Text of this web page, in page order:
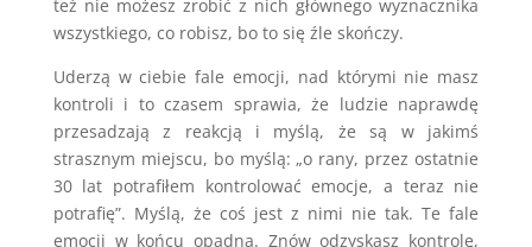
też nie możesz zrobić z nich głównego wyznacznika
wszystkiego, co robisz, bo to się źle skończy.
Uderzą w ciebie fale emocji, nad którymi nie masz
kontroli i to czasem sprawia, że ludzie naprawdę
przesadzają z reakcją i myślą, że są w jakimś
strasznym miejscu, bo myślą: „o rany, przez ostatnie
30 lat potrafiłem kontrolować emocje, a teraz nie
potrafię”. Myślą, że coś jest z nimi nie tak. Te fale
emocji w końcu opadną. Znów odzyskasz kontrolę,